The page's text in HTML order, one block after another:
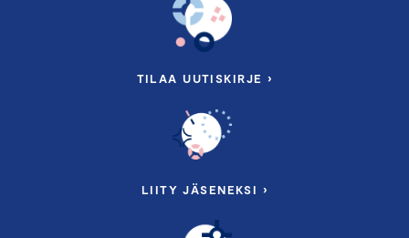
TILAA UUTISKIRJE ›
LIITY JÄSENEKSI ›